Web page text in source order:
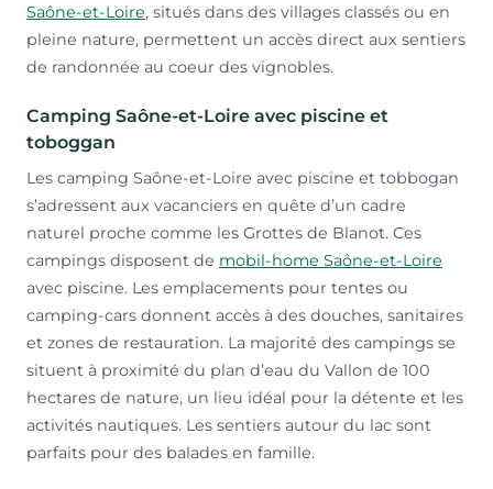
Saône-et-Loire, situés dans des villages classés ou en
pleine nature, permettent un accès direct aux sentiers
de randonnée au coeur des vignobles.
Camping Saône-et-Loire avec piscine et
toboggan
Les camping Saône-et-Loire avec piscine et tobbogan
s’adressent aux vacanciers en quête d’un cadre
naturel proche comme les Grottes de Blanot. Ces
campings disposent de mobil-home Saône-et-Loire
avec piscine. Les emplacements pour tentes ou
camping-cars donnent accès à des douches, sanitaires
et zones de restauration. La majorité des campings se
situent à proximité du plan d’eau du Vallon de 100
hectares de nature, un lieu idéal pour la détente et les
activités nautiques. Les sentiers autour du lac sont
parfaits pour des balades en famille.